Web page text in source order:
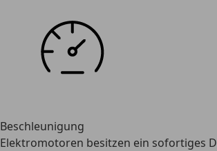
Beschleunigung
Elektromotoren besitzen ein sofortiges